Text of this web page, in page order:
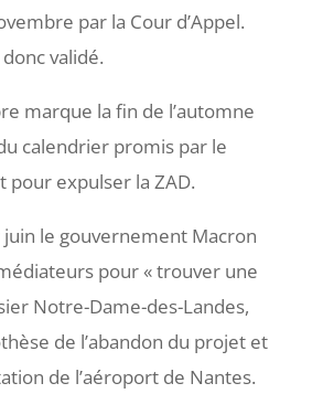
par la Cour d’Appel.
validé.
marque la fin de l’automne
calendrier promis par le
pour expulser la ZAD.
le gouvernement Macron
pour « trouver une
Notre-Dame-des-Landes,
de l’abandon du projet et
de l’aéroport de Nantes.